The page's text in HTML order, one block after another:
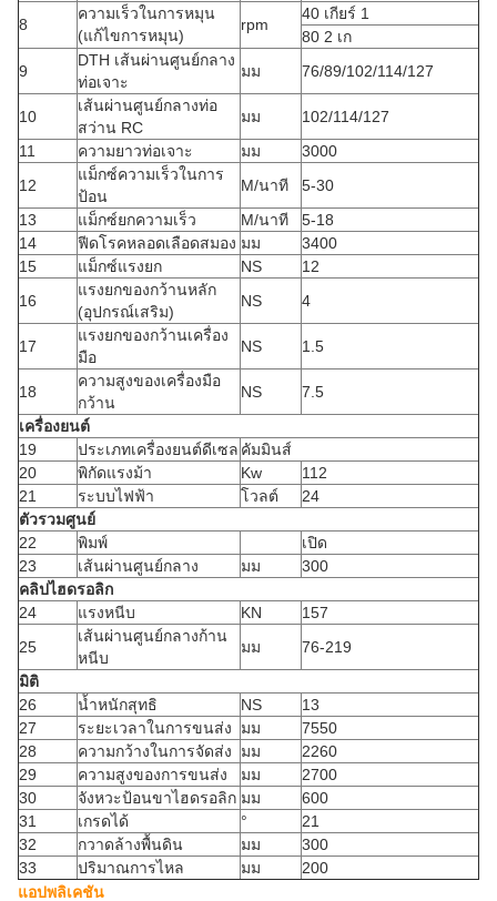
8
ความเร็วในการหมุน
(แก้ไขการหมุน)
rpm
40 เกียร์ 1
80 2 เก
9
DTH เส้นผ่านศูนย์กลาง
ท่อเจาะ
มม 76/89/102/114/127
10
เส้นผ่านศูนย์กลางท่อ
สว่าน RC
มม
102/114/127
11
ความยาวท่อเจาะ มม
3000
12
แม็กซ์ความเร็วในการ
ป้อน
M/นาที
5-30
13
แม็กซ์ยกความเร็ว M/นาที
5-18
14
ฟีดโรคหลอดเลือดสมอง มม
3400
15
แม็กซ์แรงยก NS
12
16
แรงยกของกว้านหลัก
(อุปกรณ์เสริม)
NS 4
17
แรงยกของกว้านเครื่อง
มือ
NS 1.5
18
ความสูงของเครื่องมือ
กว้าน
NS
7.5
เครื่องยนต์
19
ประเภทเครื่องยนต์ดีเซล คัมมินส์
20
พิกัดแรงม้า Kw
112
21
ระบบไฟฟ้า โวลต์
24
ตัวรวมศูนย์
22
พิมพ์
เปิด
23
เส้นผ่านศูนย์กลาง มม
300
คลิปไฮดรอลิก
24
แรงหนีบ KN
157
25
เส้นผ่านศูนย์กลางก้าน
หนีบ
มม
76-219
มิติ
26
น้ำหนักสุทธิ NS
13
27
ระยะเวลาในการขนส่ง มม
7550
28
ความกว้างในการจัดส่ง มม
2260
29
ความสูงของการขนส่ง มม
2700
30
จังหวะป้อนขาไฮดรอลิก มม
600
31
เกรดได้ °
21
32
กวาดล้างพื้นดิน มม
300
33
ปริมาณการไหล มม
200
แอปพลิเคชัน